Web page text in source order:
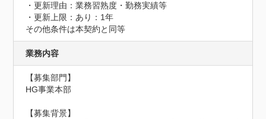
・更新理由：業務習熟度・勤務実績等
・更新上限：あり：1年
その他条件は本契約と同等
業務内容
【募集部門】
HG事業本部
【募集背景】